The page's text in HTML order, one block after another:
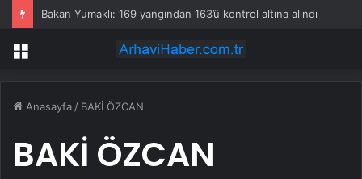
Bakan Yumaklı: 169 yangından 163’ü kontrol altına alındı
Menü
Anasayfa / BAKİ ÖZCAN
BAKİ ÖZCAN